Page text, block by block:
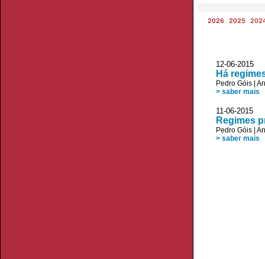
2026 2025
12-06-
Há
Pedro Góis
> saber mais
11-06-2015
Regimes
Pedro Góis
> saber mais